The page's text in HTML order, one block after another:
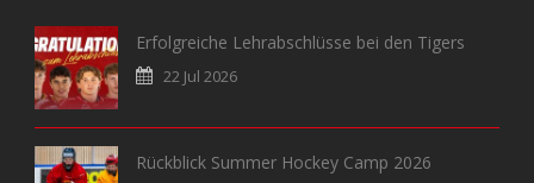
Erfolgreiche Lehrabschlüsse bei den Tigers
22 Jul 2026
Rückblick Summer Hockey Camp 2026